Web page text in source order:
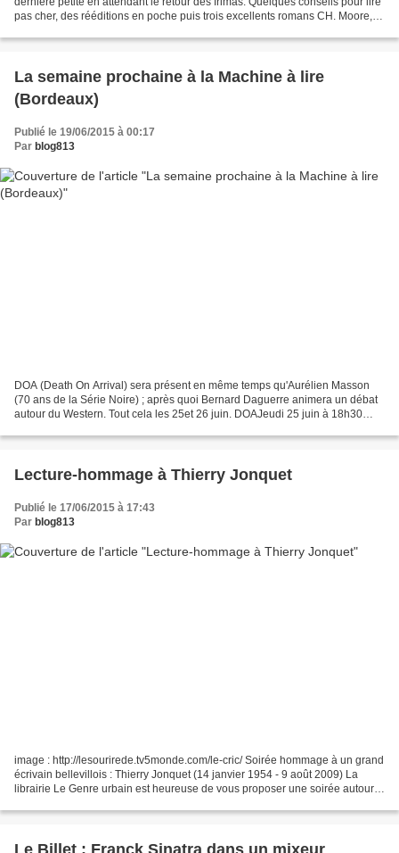
pas cher, des rééditions en poche puis trois excellents romans CH. Moore, le
La semaine prochaine à la Machine à lire
(Bordeaux)
Publié le 19/06/2015 à 00:17
Par blog813
DOA (Death On Arrival) sera présent en même temps qu'Aurélien Masson
(70 ans de la Série Noire) ; après quoi Bernard Daguerre animera un débat
autour du Western. Tout cela les 25et 26 juin. DOAJeudi 25 juin à 18h30
Lecture-hommage à Thierry Jonquet
Publié le 17/06/2015 à 17:43
Par blog813
image : http://lesourirede.tv5monde.com/le-cric/ Soirée hommage à un grand
écrivain bellevillois : Thierry Jonquet (14 janvier 1954 - 9 août 2009) La
librairie Le Genre urbain est heureuse de vous proposer une soirée autour